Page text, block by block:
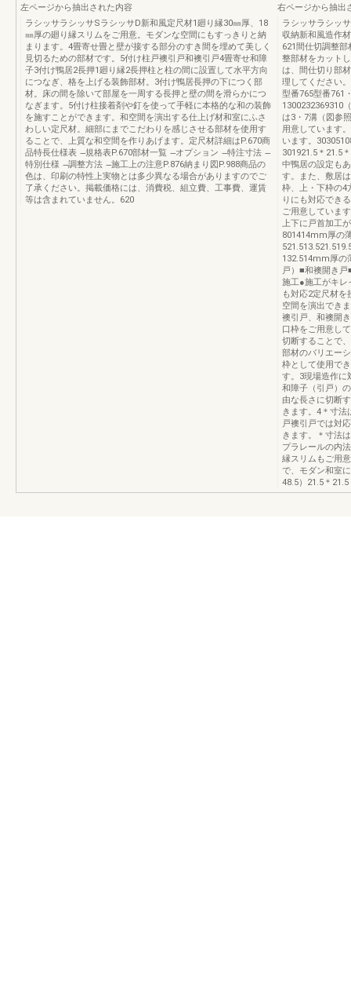
左ページから抽出された内容
ラシッサラシッサSラシッサD新和風定尺材1廻り縁30㎜厚、18
㎜厚の廻り縁スリムをご用意。モダンな空間にもすっきりと納
まります。4畳寄せ畳と壁が接する部分のすき間を埋めて美しく
見切るための部材です。5付け柱戸襖引戸和襖引戸4畳寄せ和障
子3付け鴨居2長押1廻り縁2長押柱と柱の間に設置して水平方向
につなぎ、格を上げる装飾部材。3付け鴨居長押の下につく部
材。床の間を除いて部屋を一周する長押と壁の間を滑らかにつ
なぎます。5付け柱接着剤や釘を使って手軽に本格的な和の装飾
を施すことができます。和空間を演出する仕上げ材和室にふさ
わしい定尺材。細部にまでこだわりを感じさせる部材を使用す
ることで、上質な和空間を作りあげます。定尺材詳細はP.670商
品特長仕様表 ̶規格表P.670部材一覧 ̶オプション ̶特注寸法 ̶
特別仕様 ̶調整方法 ̶施工上の注意P.876納まり図P.988商品の
色は、印刷の特性上実物とは多少異なる場合がありますのでご
了承ください。掲載価格には、消費税、組立費、工事費、運賃
等は含まれていません。620
右ページから抽出
ラシッサラシッ
収納新和風造作
621間仕切調整
整部材をカット
は、間仕切り部
理してくださ
型番765型番761
1300232369310
は3・7溝（図参
用意しています
います。
301921.5＊21.5
中鴨居の設定も
す。また、敷居
枠、上・下枠の4
りにも対応でき
ご用意していま
上下に戸首加工
801414mm厚の
132.514mm厚の
戸）■和襖開き
施工●施工がキレ
も対応2定尺材
空間を演出でき
襖引戸、和襖開
口枠をご用意し
切断することで
部材のバリエー
枠として使用で
す。3現場造作に
和障子（引戸）
由な長さに切断
きます。4＊寸法
戸襖引戸では対
きます。＊寸法
プラレールの内
縁スリムもご用
で、モダン和室
48.5）21.5＊21.5